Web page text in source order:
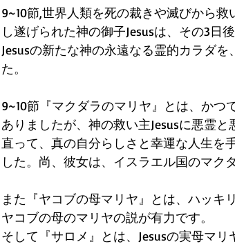
9~10節,世界人類を死の裁きや滅びから
し遂げられた神の御子Jesusは、その3日
Jesusの新たな神の永遠なる霊的カラダ
た。
9~10節『マクダラのマリヤ』とは、か
ありましたが、神の救い主Jesusに悪霊
直って、真の自分らしさと幸運な人生を
した。尚、彼女は、イスラエル国のマク
また『ヤコブの母マリヤ』とは、ハッキ
ヤコブの母のマリヤの説が有力です。
そして『サロメ』とは、Jesusの実母マリ